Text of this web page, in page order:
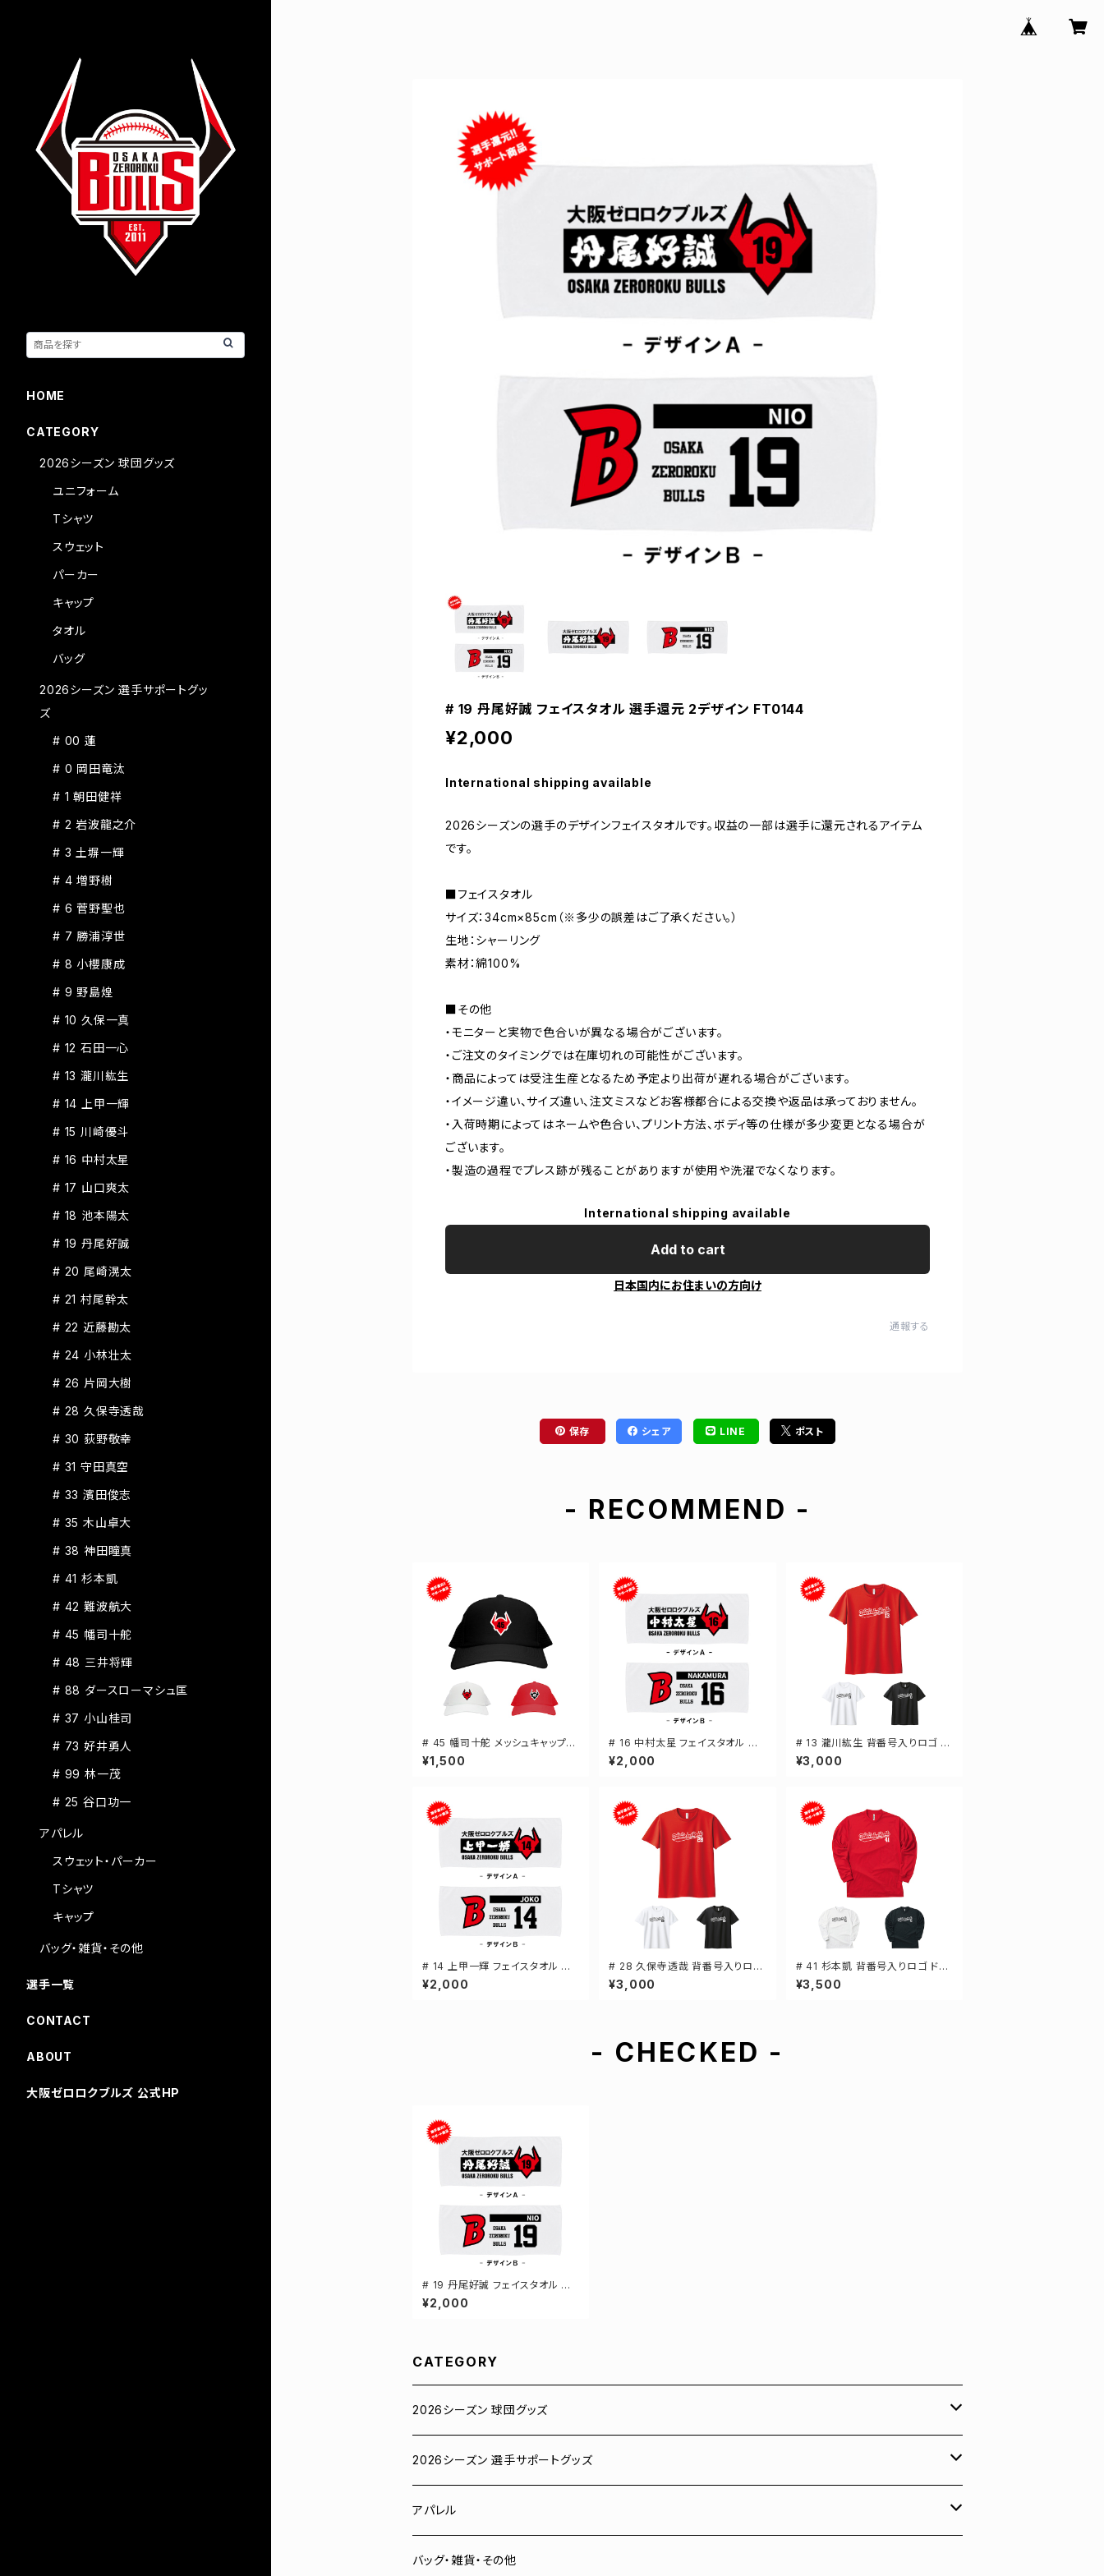
# 19 丹尾好誠 フェイスタオル 選手還元 2デザイン FT0144
¥2,000
International shipping available
2026シーズンの選手のデザインフェイスタオルです。収益の一部は選手に還元されるアイテム
です。
■フェイスタオル
サイズ：34cm×85cm（※多少の誤差はご了承ください。）
生地：シャーリング
素材：綿100%
■その他
・モニターと実物で色合いが異なる場合がございます。
・ご注文のタイミングでは在庫切れの可能性がございます。
・商品によっては受注生産となるため予定より出荷が遅れる場合がございます。
・イメージ違い、サイズ違い、注文ミスなどお客様都合による交換や返品は承っておりません。
・入荷時期によってはネームや色合い、プリント方法、ボディ等の仕様が多少変更となる場合が
ございます。
・製造の過程でプレス跡が残ることがありますが使用や洗濯でなくなります。
International shipping available
Add to cart
日本国内にお住まいの方向け
通報する
保存 シェア LINE ポスト
- RECOMMEND -
# 45 幡司十舵 メッシュキャップ
選手還元 3カラー 000700
¥1,500
# 16 中村太星 フェイスタオル 選
手還元 2デザイン FT0144
¥2,000
# 13 瀧川紘生 背番号入りロゴ ド
ライTシャツ 半袖 選手還元 3カラ
ー S-5Lサイズ 000300
¥3,000
# 14 上甲一輝 フェイスタオル 選
手還元 2デザイン FT0144
¥2,000
# 28 久保寺透哉 背番号入りロゴ
ドライTシャツ 半袖 選手還元 3カ
ラー S-5Lサイズ 000300
¥3,000
# 41 杉本凱 背番号入りロゴ ドラ
イTシャツ 長袖 選手還元 3カラー
S-5Lサイズ 000304
¥3,500
- CHECKED -
# 19 丹尾好誠 フェイスタオル 選
手還元 2デザイン FT0144
¥2,000
CATEGORY
2026シーズン 球団グッズ
ユニフォーム
Tシャツ
スウェット
2026シーズン 選手サポートグッズ
# 00 蓮
# 0 岡田竜汰
アパレル
スウェット・パーカー
バッグ・雑貨・その他
HOME
CATEGORY
2026シーズン 球団グッズ
ユニフォーム
Tシャツ
スウェット
パーカー
キャップ
タオル
バッグ
2026シーズン 選手サポートグッ
ズ
# 00 蓮
# 0 岡田竜汰
# 1 朝田健祥
# 2 岩波龍之介
# 3 土塀一輝
# 4 増野樹
# 6 菅野聖也
# 7 勝浦淳世
# 8 小櫻康成
# 9 野島煌
# 10 久保一真
# 12 石田一心
# 13 瀧川紘生
# 14 上甲一輝
# 15 川崎優斗
# 16 中村太星
# 17 山口爽太
# 18 池本陽太
# 19 丹尾好誠
# 20 尾崎滉太
# 21 村尾幹太
# 22 近藤勘太
# 24 小林壮太
# 26 片岡大樹
# 28 久保寺透哉
# 30 荻野敬幸
# 31 守田真空
# 33 濱田俊志
# 35 木山卓大
# 38 神田瞳真
# 41 杉本凱
# 42 難波航大
# 45 幡司十舵
# 48 三井将輝
# 88 ダースローマシュ匡
# 37 小山桂司
# 73 好井勇人
# 99 林一茂
# 25 谷口功一
アパレル
スウェット・パーカー
Tシャツ
キャップ
バッグ・雑貨・その他
選手一覧
CONTACT
ABOUT
大阪ゼロロクブルズ 公式HP